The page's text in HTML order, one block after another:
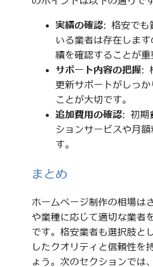
実績の確認: 格安でも
いる業者は存在しま
績を確認することが重
サポート内容の把握:
更新サポートがしっ
ことが大切です。
追加費用の確認: 初期
ションサービスや月
す。
まとめ
ホームページ制作の相場は
や業種に応じて適切な業者
です。格安業者も選択肢と
したクオリティと信頼性を
ょう。次のセクションでは